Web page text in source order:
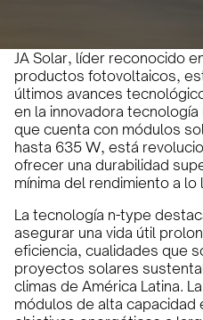
JA Solar, líder reconocido
productos fotovoltaicos,
últimos avances
en la innovadora
que cuenta con módulos
hasta 635 W, está
ofrecer una durabilidad
mínima del rendimiento a
La tecnología n-type
asegurar una vida útil
eficiencia, cualidades que
proyectos solares
climas de América Latina.
módulos de alta capacidad